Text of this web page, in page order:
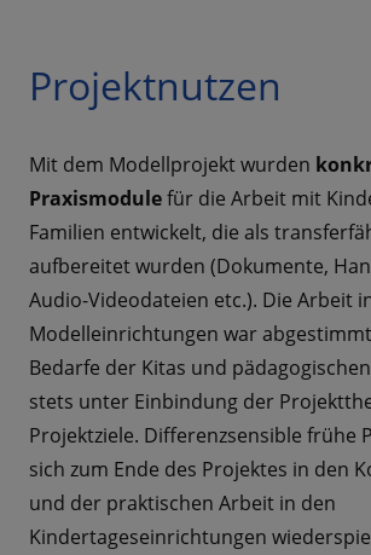
Projektnutzen
Mit dem Modellprojekt wurden
Praxismodulefür die Arbeit mit
Familien entwickelt, die als
aufbereitet wurden (Dokumente,
Audio-Videodateien etc.). Die Arbeit
Modelleinrichtungen war
Bedarfe der Kitas und
stets unter Einbindung der
Projektziele. Differenzsensible frühe
sich zum Ende des Projektes in den
und der praktischen Arbeit in den
Kindertageseinrichtungen